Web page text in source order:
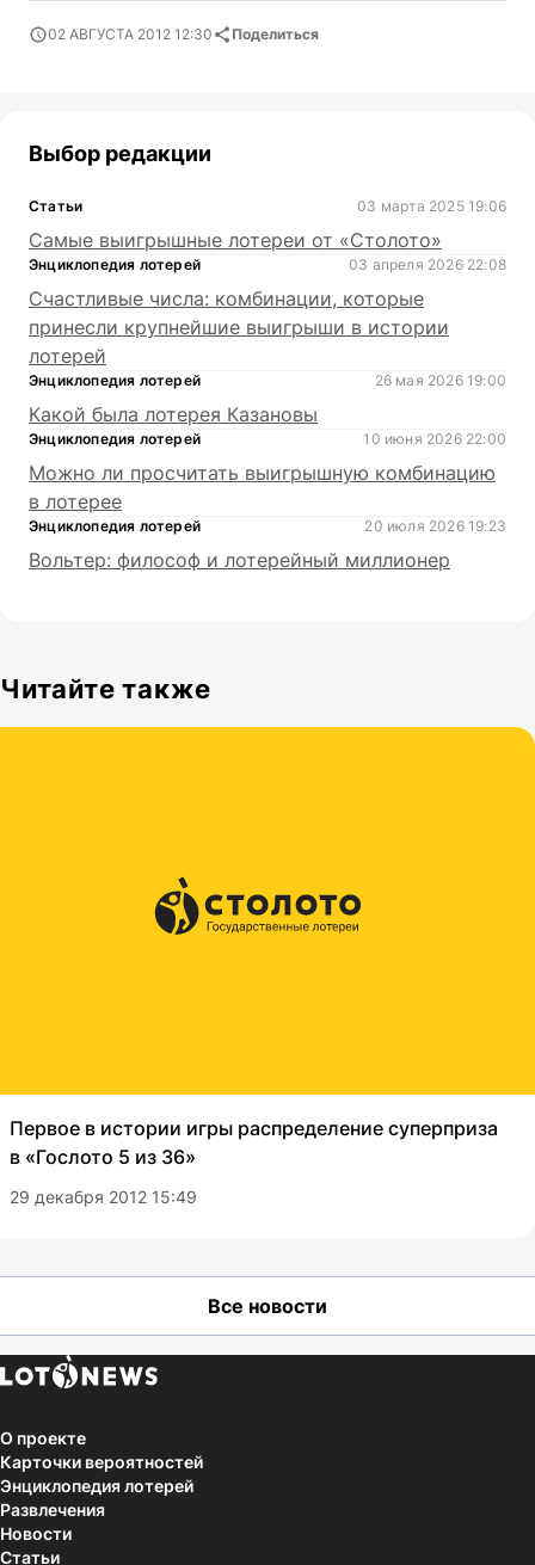
02 АВГУСТА 2012 12:30 Поделиться
Выбор редакции
Статьи 03 марта 2025 19:06
Самые выигрышные лотереи от «Столото»
Энциклопедия лотерей 03 апреля 2026 22:08
Счастливые числа: комбинации, которые
принесли крупнейшие выигрыши в истории
лотерей
Энциклопедия лотерей 26 мая 2026 19:00
Какой была лотерея Казановы
Энциклопедия лотерей 10 июня 2026 22:00
Можно ли просчитать выигрышную комбинацию
в лотерее
Энциклопедия лотерей 20 июля 2026 19:23
Вольтер: философ и лотерейный миллионер
Читайте также
Первое в истории игры распределение суперприза
в «Гослото 5 из 36»
29 декабря 2012 15:49
Все новости
О проекте
Карточки вероятностей
Энциклопедия лотерей
Развлечения
Новости
Статьи